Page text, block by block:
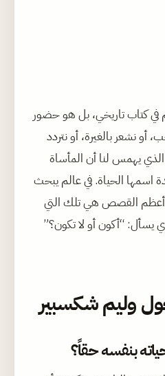
كتاب تاريخي، بل هو حضور
أو نشعر بالغيرة، أو نتردد
يهمس لنا أن المأساة
اسمها الحياة. في عالم يبحث
أعظم القصص هي تلك التي
يسأل: “أكون أو لا تكون؟”
وليم شكسبير
بنفسه حقاً؟